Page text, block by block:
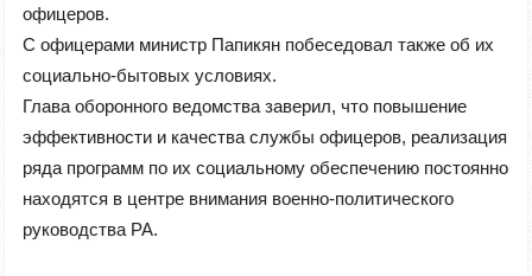
офицеров.
С офицерами министр Папикян побеседовал также об их
социально-бытовых условиях.
Глава оборонного ведомства заверил, что повышение
эффективности и качества службы офицеров, реализация
ряда программ по их социальному обеспечению постоянно
находятся в центре внимания военно-политического
руководства РА.